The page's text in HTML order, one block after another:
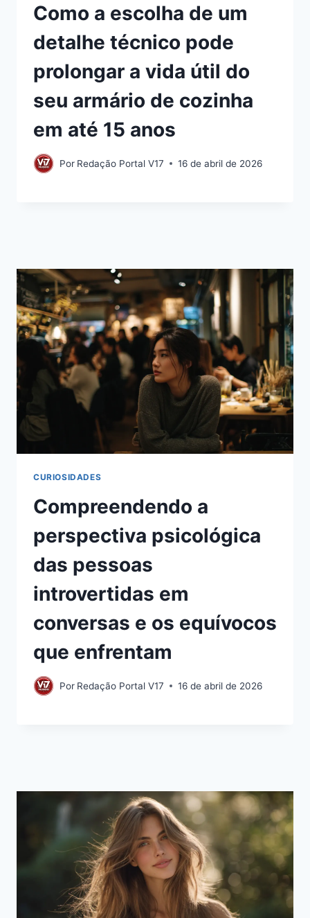
Como a escolha de um
detalhe técnico pode
prolongar a vida útil do
seu armário de cozinha
em até 15 anos
Por Redação Portal V17 16 de abril de 2026
CURIOSIDADES
Compreendendo a
perspectiva psicológica
das pessoas
introvertidas em
conversas e os equívocos
que enfrentam
Por Redação Portal V17 16 de abril de 2026